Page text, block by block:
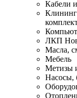
Кабели
ЛКП
Масла,
Мебель
Метизы
Насосы,